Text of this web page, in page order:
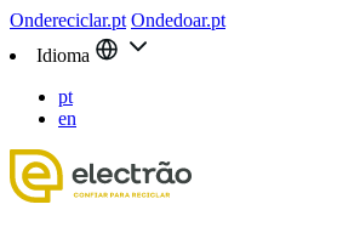
Ondereciclar.pt Ondedoar.pt
Idioma
pt
en